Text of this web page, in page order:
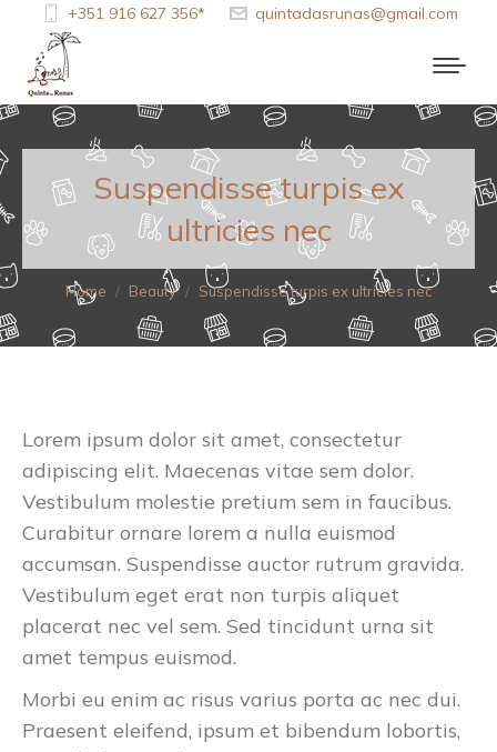
+351 916 627 356* quintadasrunas@gmail.com
Suspendisse turpis ex
ultricies nec
You are here:
Home Beauty Suspendisse turpis ex ultricies nec
Lorem ipsum dolor sit amet, consectetur
adipiscing elit. Maecenas vitae sem dolor.
Vestibulum molestie pretium sem in faucibus.
Curabitur ornare lorem a nulla euismod
accumsan. Suspendisse auctor rutrum gravida.
Vestibulum eget erat non turpis aliquet
placerat nec vel sem. Sed tincidunt urna sit
amet tempus euismod.
Morbi eu enim ac risus varius porta ac nec dui.
Praesent eleifend, ipsum et bibendum lobortis,